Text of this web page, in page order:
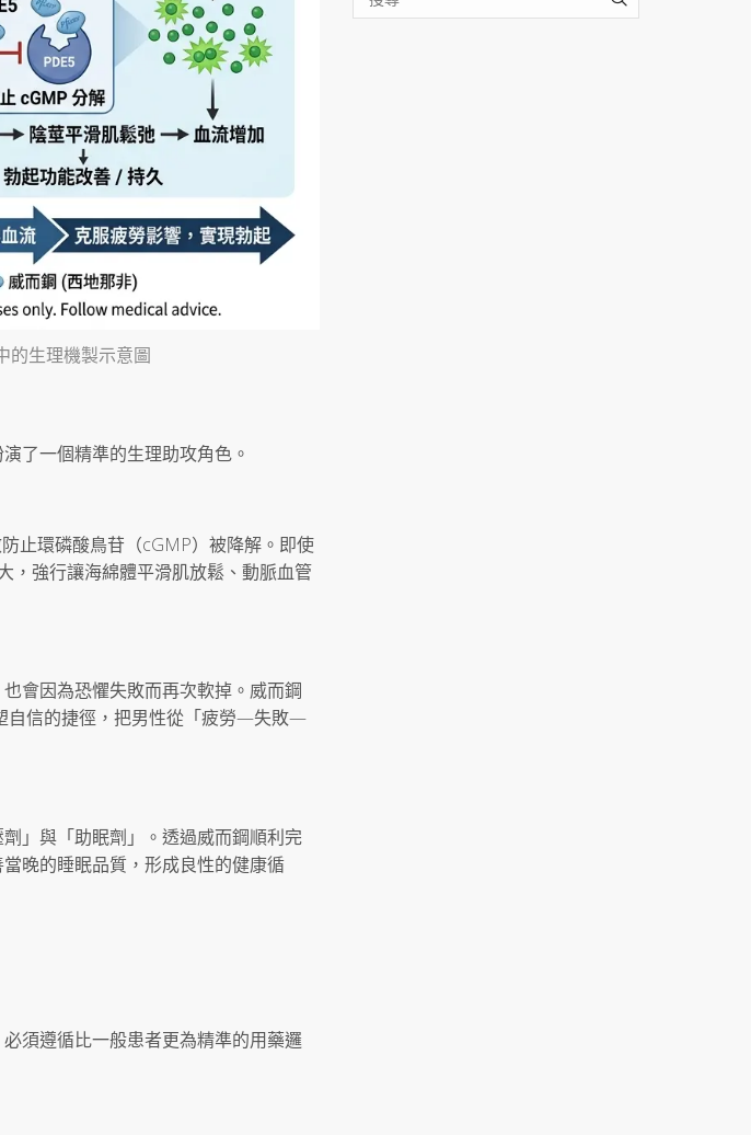
的生理機製示意圖
了一個精準的生理助攻角色。
止環磷酸鳥苷（cGMP）被降解。即使
，強行讓海綿體平滑肌放鬆、動脈血管
會因為恐懼失敗而再次軟掉。威而鋼
自信的捷徑，把男性從「疲勞—失敗—
」與「助眠劑」。透過威而鋼順利完
晚的睡眠品質，形成良性的健康循
必須遵循比一般患者更為精準的用藥邏
SEARCH